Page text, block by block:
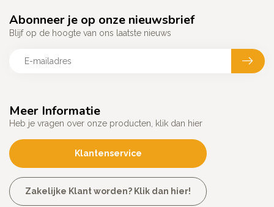
Meer Informatie
Heb je vragen over onze producten, klik dan hier
Klantenservice
Zakelijke Klant worden? Klik dan hier!
Abonneer je op onze nieuwsbrief
Blijf op de hoogte van ons laatste nieuws